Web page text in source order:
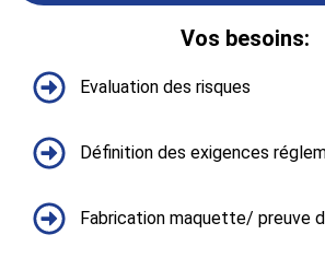
Vos besoins:​
Evaluation des risques
Définition des exigences
Fabrication maquette/ preuve